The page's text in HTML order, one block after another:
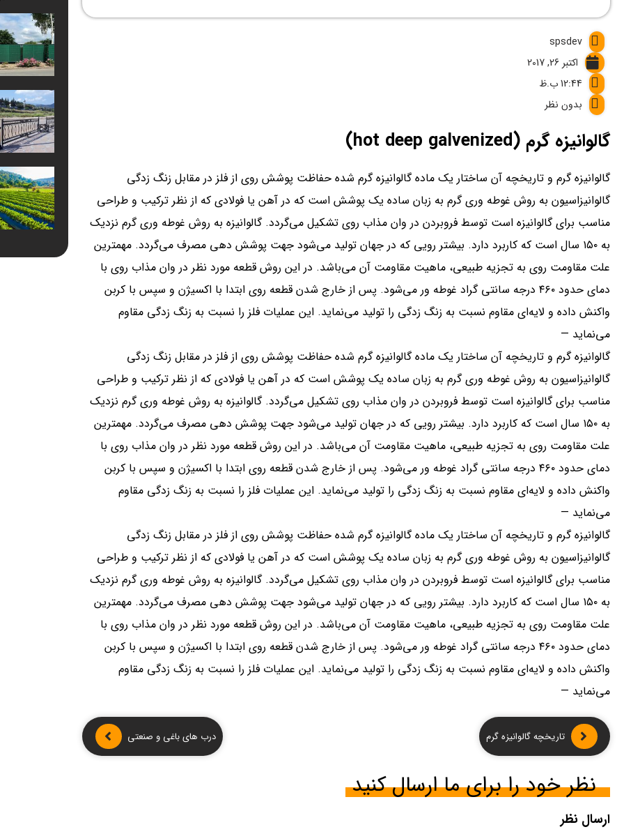
spsdev
اکتبر 26, 2017
12:44 ب.ظ
بدون نظر
گالوانیزه گرم (hot deep galvenized)
گالوانیزه گرم و تاریخچه آن ساختار یک ماده گالوانیزه گرم شده حفاظت پوشش روی از فلز در مقابل زنگ زدگی
گالوانیزاسیون به روش غوطه وری گرم به زبان ساده یک پوشش است که در آهن یا فولادی که از نظر ترکیب و طراحی
مناسب برای گالوانیزه است توسط فروبردن در وان مذاب روی تشکیل می‌گردد. گالوانیزه به روش غوطه وری گرم نزدیک
به ۱۵۰ سال است که کاربرد دارد. بیشتر رویی که در جهان تولید می‌شود جهت پوشش دهی مصرف می‌گردد. مهمترین
علت مقاومت روی به تجزیه طبیعی، ماهیت مقاومت آن می‌باشد. در این روش قطعه مورد نظر در وان مذاب روی با
دمای حدود ۴۶۰ درجه سانتی گراد غوطه ور می‌شود. پس از خارج شدن قطعه روی ابتدا با اکسیژن و سپس با کربن
واکنش داده و لایه‌ای مقاوم نسبت به زنگ زدگی را تولید می‌نماید. این عملیات فلز را نسبت به زنگ زدگی مقاوم
می‌نماید —
گالوانیزه گرم و تاریخچه آن ساختار یک ماده گالوانیزه گرم شده حفاظت پوشش روی از فلز در مقابل زنگ زدگی
گالوانیزاسیون به روش غوطه وری گرم به زبان ساده یک پوشش است که در آهن یا فولادی که از نظر ترکیب و طراحی
مناسب برای گالوانیزه است توسط فروبردن در وان مذاب روی تشکیل می‌گردد. گالوانیزه به روش غوطه وری گرم نزدیک
به ۱۵۰ سال است که کاربرد دارد. بیشتر رویی که در جهان تولید می‌شود جهت پوشش دهی مصرف می‌گردد. مهمترین
علت مقاومت روی به تجزیه طبیعی، ماهیت مقاومت آن می‌باشد. در این روش قطعه مورد نظر در وان مذاب روی با
دمای حدود ۴۶۰ درجه سانتی گراد غوطه ور می‌شود. پس از خارج شدن قطعه روی ابتدا با اکسیژن و سپس با کربن
واکنش داده و لایه‌ای مقاوم نسبت به زنگ زدگی را تولید می‌نماید. این عملیات فلز را نسبت به زنگ زدگی مقاوم
می‌نماید —
گالوانیزه گرم و تاریخچه آن ساختار یک ماده گالوانیزه گرم شده حفاظت پوشش روی از فلز در مقابل زنگ زدگی
گالوانیزاسیون به روش غوطه وری گرم به زبان ساده یک پوشش است که در آهن یا فولادی که از نظر ترکیب و طراحی
مناسب برای گالوانیزه است توسط فروبردن در وان مذاب روی تشکیل می‌گردد. گالوانیزه به روش غوطه وری گرم نزدیک
به ۱۵۰ سال است که کاربرد دارد. بیشتر رویی که در جهان تولید می‌شود جهت پوشش دهی مصرف می‌گردد. مهمترین
علت مقاومت روی به تجزیه طبیعی، ماهیت مقاومت آن می‌باشد. در این روش قطعه مورد نظر در وان مذاب روی با
دمای حدود ۴۶۰ درجه سانتی گراد غوطه ور می‌شود. پس از خارج شدن قطعه روی ابتدا با اکسیژن و سپس با کربن
واکنش داده و لایه‌ای مقاوم نسبت به زنگ زدگی را تولید می‌نماید. این عملیات فلز را نسبت به زنگ زدگی مقاوم
می‌نماید —
تاریخچه گالوانیزه گرم درب های باغی و صنعتی
نظر خود را برای ما ارسال کنید
ارسال نظر